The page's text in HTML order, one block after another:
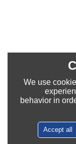
We use
behavior in
Accept all